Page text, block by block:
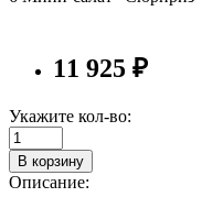
11 925 ₽
Укажите кол-во:
В корзину
Описание: